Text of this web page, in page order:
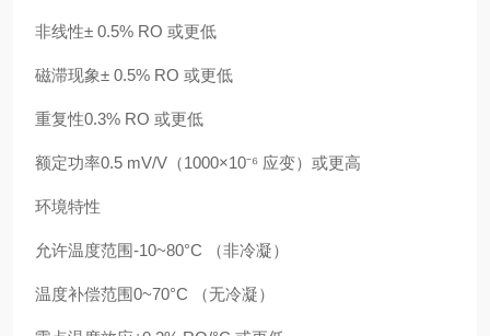
非线性± 0.5% RO 或更低
磁滞现象± 0.5% RO 或更低
重复性0.3% RO 或更低
额定功率0.5 mV/V（1000×10⁻⁶ 应变）或更高
环境特性
允许温度范围-10~80°C （非冷凝）
温度补偿范围0~70°C （无冷凝）